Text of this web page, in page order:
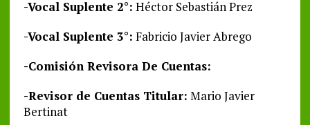
-Vocal Suplente 2°: Héctor Sebastián Prez
-Vocal Suplente 3°: Fabricio Javier Abrego
-Comisión Revisora De Cuentas:
-Revisor de Cuentas Titular: Mario Javier
Bertinat